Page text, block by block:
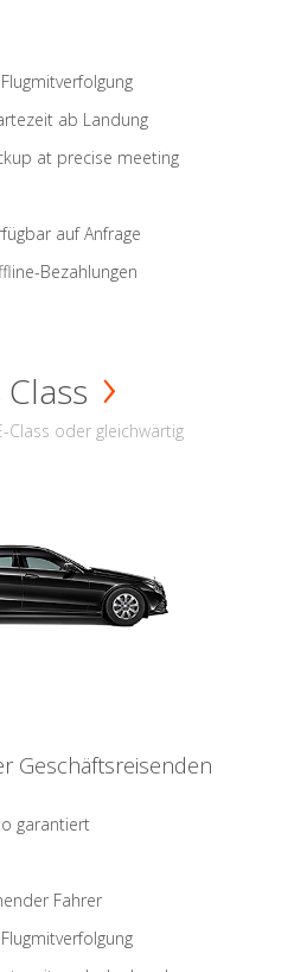
ab Landung
at precise meeting
auf Anfrage
Bezahlungen
Class oder gleichwärtig
Geschäftsreisenden
garantiert
Fahrer